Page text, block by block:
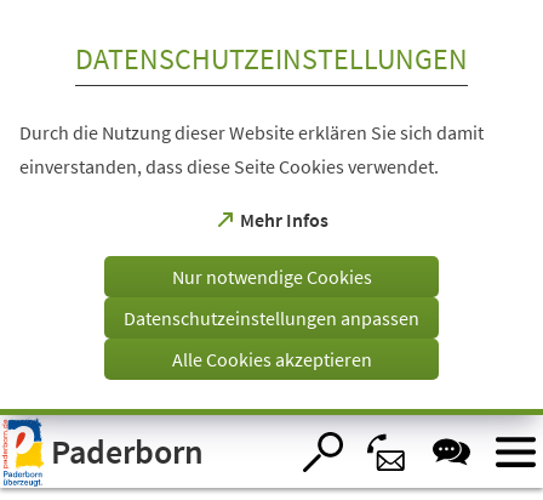
Visuelle
Assistenzsoftware
öffnen.
DATENSCHUTZEINSTELLUNGEN
Durch die Nutzung dieser Website erklären Sie sich damit
einverstanden, dass diese Seite Cookies verwendet.
Mehr Infos
(Öffnet
einem
Tab)
Nur notwendige Cookies
Datenschutzeinstellungen anpassen
Alle Cookies akzeptieren
Paderborn